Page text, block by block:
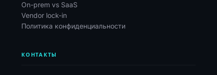
On-prem vs SaaS
Vendor lock-in
Политика конфиденциальности
КОНТАКТЫ